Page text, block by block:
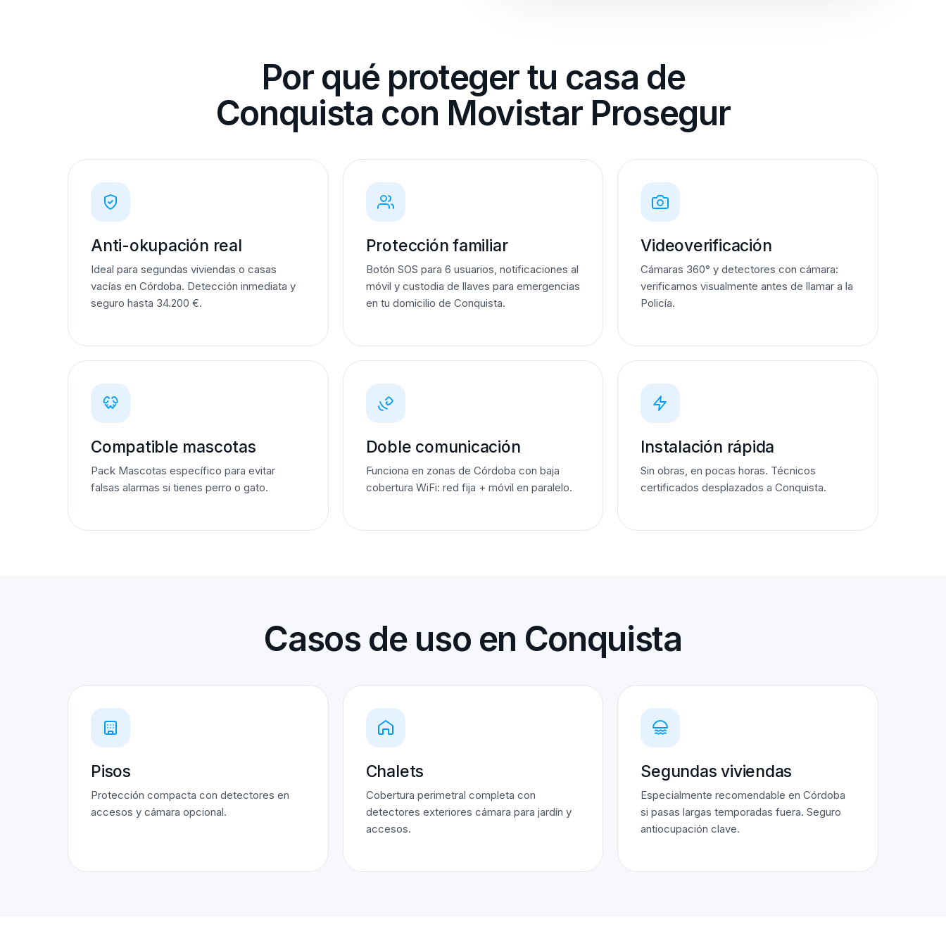
Por qué proteger tu casa de
Conquista con Movistar Prosegur
Anti-okupación real
Ideal para segundas viviendas o casas
vacías en Córdoba. Detección inmediata y
seguro hasta 34.200 €.
Protección familiar
Botón SOS para 6 usuarios, notificaciones al
móvil y custodia de llaves para emergencias
en tu domicilio de Conquista.
Videoverificación
Cámaras 360° y detectores con cámara:
verificamos visualmente antes de llamar a la
Policía.
Compatible mascotas
Pack Mascotas específico para evitar
falsas alarmas si tienes perro o gato.
Doble comunicación
Funciona en zonas de Córdoba con baja
cobertura WiFi: red fija + móvil en paralelo.
Instalación rápida
Sin obras, en pocas horas. Técnicos
certificados desplazados a Conquista.
Casos de uso en Conquista
Pisos
Protección compacta con detectores en
accesos y cámara opcional.
Chalets
Cobertura perimetral completa con
detectores exteriores cámara para jardín y
accesos.
Segundas viviendas
Especialmente recomendable en Córdoba
si pasas largas temporadas fuera. Seguro
antiocupación clave.